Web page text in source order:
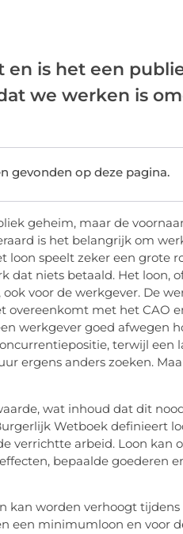
en is het een
we werken is
gevonden op deze pagina.
geheim, maar de
is het belangrijk om
speelt zeker een grote
dat niets betaald. Het loon,
voor de werkgever. De
overeenkomt met het CAO
werkgever goed afwegen
terwijl een
ergens anders zoeken.
wat inhoud dat dit
Wetboek definieert
verrichtte arbeid. Loon kan
bepaalde goederen
kan worden verhoogt
een minimumloon en voor